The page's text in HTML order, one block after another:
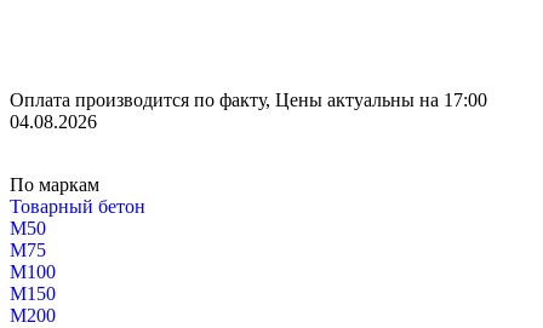
Оплата производится по факту, Цены актуальны на 17:00
04.08.2026
По маркам
Товарный бетон
М50
М75
М100
М150
М200